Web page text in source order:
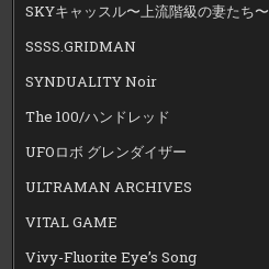
SKYキャッスル〜上流階級の妻たち〜
SSSS.GRIDMAN
SYNDUALITY Noir
The 100/ハンドレッド
UFOロボ グレンダイザー
ULTRAMAN ARCHIVES
VITAL GAME
Vivy-Fluorite Eye’s Song